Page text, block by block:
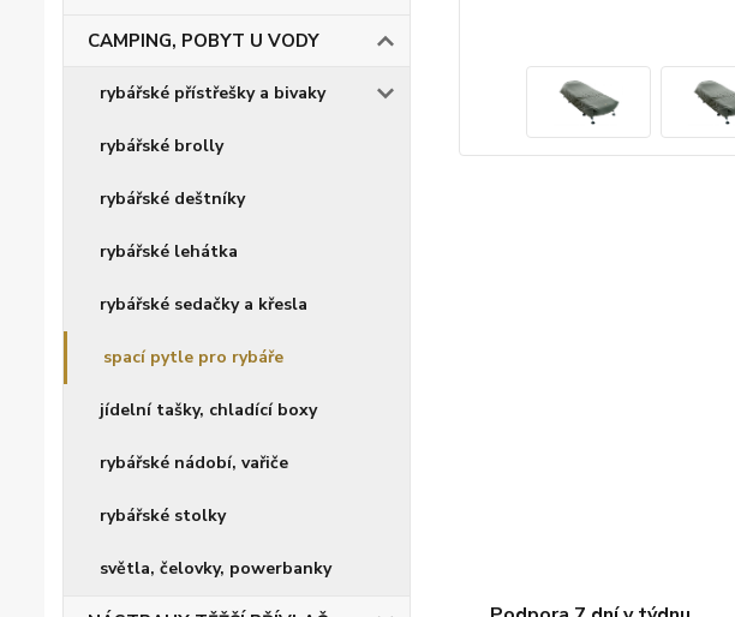
CAMPING, POBYT U VODY
rybářské přístřešky a bivaky
rybářské brolly
rybářské deštníky
rybářské lehátka
rybářské sedačky a křesla
spací pytle pro rybáře
jídelní tašky, chladící boxy
rybářské nádobí, vařiče
rybářské stolky
světla, čelovky, powerbanky